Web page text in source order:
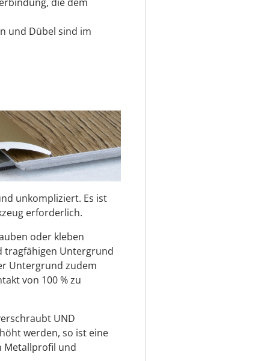
und Dübel sind im
unkompliziert. Es ist
erforderlich.
oder kleben
tragfähigen Untergrund
Untergrund zudem
von 100 % zu
UND
werden, so ist eine
Metallprofil und